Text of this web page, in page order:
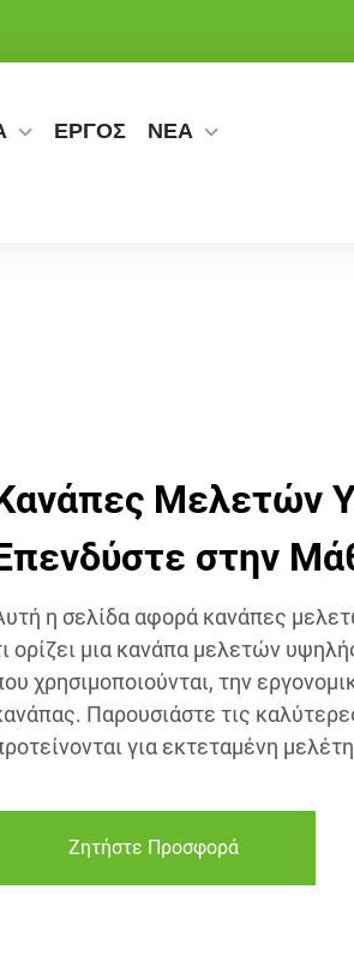
ΕΡΓΟΣ
ΝΕΑ
Μελετών
στην
η σελίδα αφορά κανάπες
ορίζει μια κανάπα μελετών
χρησιμοποιούνται, την
Παρουσιάστε τις
για εκτεταμένη
Ζητήστε Προσφορά